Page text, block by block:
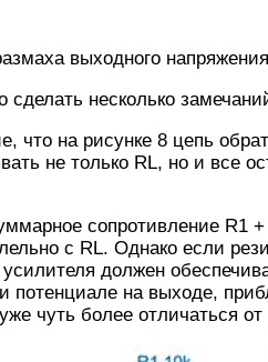
выходного
сделать несколько
что на рисунке 8 цепь
не только RL, но и все
сопротивление R1 +
с RL. Однако если
должен
потенциале на выходе,
чуть более отличаться